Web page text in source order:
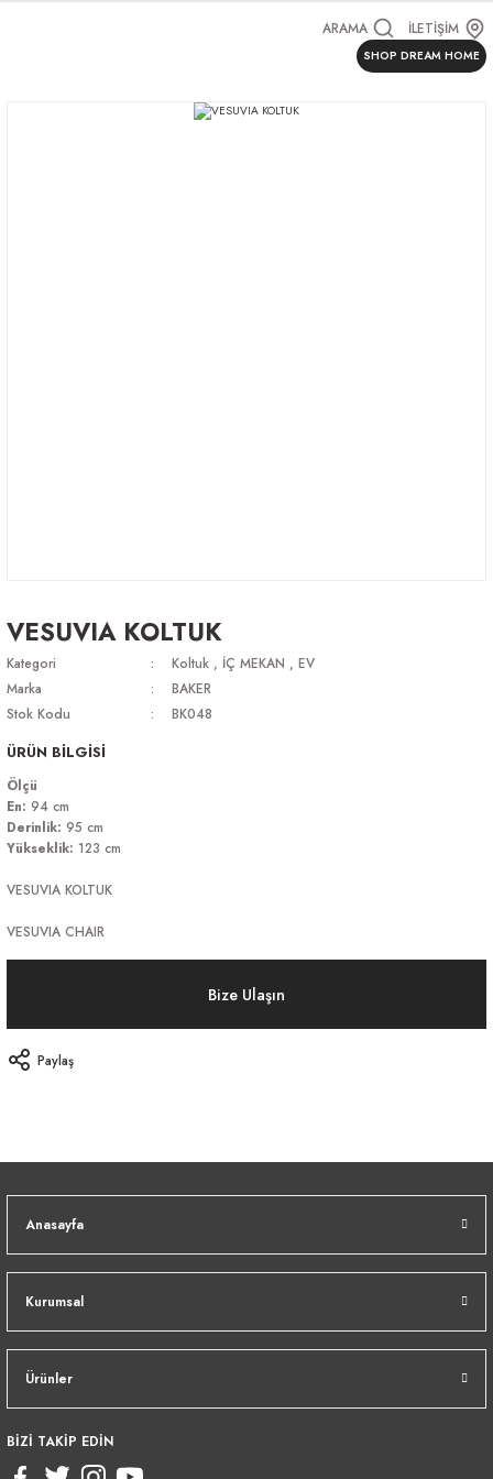
ARAMA İLETİŞİM
SHOP DREAM HOME
VESUVIA KOLTUK
Kategori Koltuk , İÇ MEKAN , EV
Marka
BAKER
Stok Kodu
BK048
ÜRÜN BİLGİSİ
Ölçü
En: 94 cm
Derinlik: 95 cm
Yükseklik: 123 cm
VESUVIA KOLTUK
VESUVIA CHAIR
Bize Ulaşın
Paylaş
Anasayfa
Kurumsal
Ürünler
BİZİ TAKİP EDİN